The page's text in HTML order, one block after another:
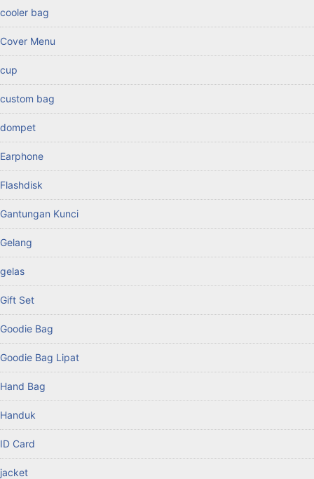
cooler bag
Cover Menu
cup
custom bag
dompet
Earphone
Flashdisk
Gantungan Kunci
Gelang
gelas
Gift Set
Goodie Bag
Goodie Bag Lipat
Hand Bag
Handuk
ID Card
jacket